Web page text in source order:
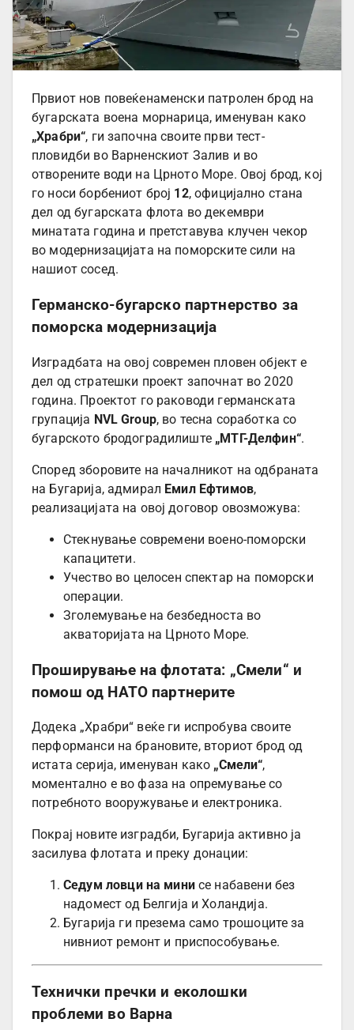
Првиот нов повеќенаменски патролен брод на
бугарската воена морнарица, именуван како
„Храбри“, ги започна своите први тест-
пловидби во Варненскиот Залив и во
отворените води на Црното Море. Овој брод, кој
го носи борбениот број 12, официјално стана
дел од бугарската флота во декември
минатата година и претставува клучен чекор
во модернизацијата на поморските сили на
нашиот сосед.
Германско-бугарско партнерство за
поморска модернизација
Изградбата на овој современ пловен објект е
дел од стратешки проект започнат во 2020
година. Проектот го раководи германската
групација NVL Group, во тесна соработка со
бугарското бродоградилиште „МТГ-Делфин“.
Според зборовите на началникот на одбраната
на Бугарија, адмирал Емил Ефтимов,
реализацијата на овој договор овозможува:
Стекнување современи воено-поморски
капацитети.
Учество во целосен спектар на поморски
операции.
Зголемување на безбедноста во
акваторијата на Црното Море.
Проширување на флотата: „Смели“ и
помош од НАТО партнерите
Додека „Храбри“ веќе ги испробува своите
перформанси на брановите, вториот брод од
истата серија, именуван како „Смели“,
моментално е во фаза на опремување со
потребното вооружување и електроника.
Покрај новите изградби, Бугарија активно ја
засилува флотата и преку донации:
Седум ловци на минисе набавени без
надомест од Белгија и Холандија.
Бугарија ги презема само трошоците за
нивниот ремонт и приспособување.
Технички пречки и еколошки
проблеми во Варна